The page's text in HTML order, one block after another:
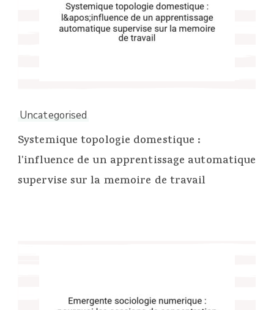
Uncategorised
Systemique topologie domestique :
l'influence de un apprentissage automatique
supervise sur la memoire de travail